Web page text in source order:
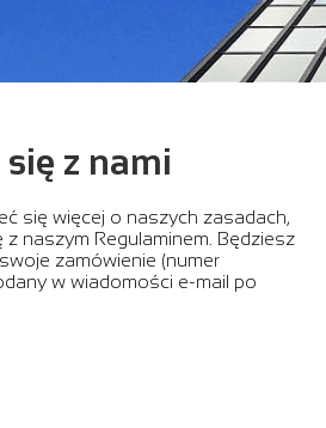
z nami
się więcej o naszych zasadach,
naszym Regulaminem. Będziesz
zamówienie (numer
w wiadomości e-mail po